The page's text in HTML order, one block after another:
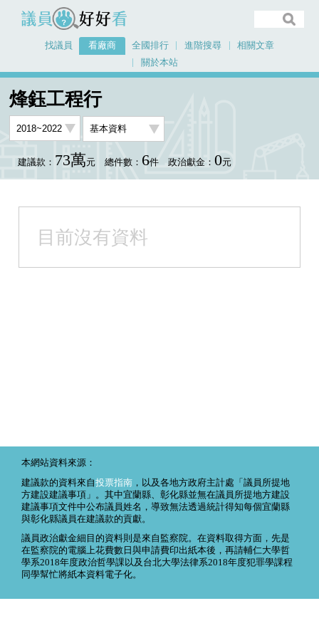
議員好好看
找議員 看廠商 全國排行 進階搜尋
相關文章
關於本站
烽鈺工程行
建議款： 73萬元 總件數： 6件 政治獻金： 0元
目前沒有資料
本網站資料來源：
建議款的資料來自投票指南 ，以及各地方政府主計處「議員所提地
方建設建議事項」。其中宜蘭縣、彰化縣並無在議員所提地方建設
建議事項文件中公布議員姓名，導致無法透過統計得知每個宜蘭縣
與彰化縣議員在建議款的貢獻。
議員政治獻金細目的資料則是來自監察院。在資料取得方面，先是
在監察院的電腦上花費數日與申請費印出紙本後，再請輔仁大學哲
學系2018年度政治哲學課以及台北大學法律系2018年度犯罪學課程
同學幫忙將紙本資料電子化。